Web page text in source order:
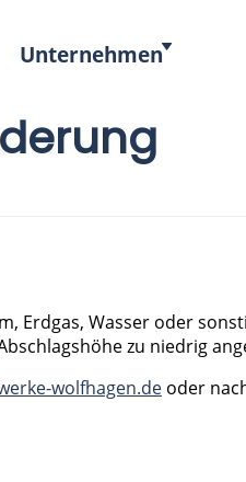
Unternehmen
Erdgas, Wasser oder
zu niedrig
wolfhagen.de oder